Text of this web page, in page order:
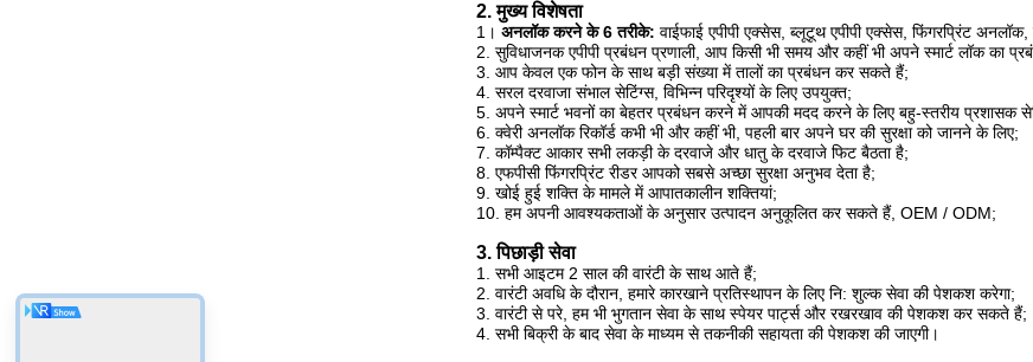
2. मुख्य विशेषता
1। अनलॉक करने के 6 तरीके: वाईफाई एपीपी एक्सेस, ब्लूटूथ एपीपी एक्सेस, फिंगरप्रिंट
2. सुविधाजनक एपीपी प्रबंधन प्रणाली, आप किसी भी समय और कहीं भी अपने स्मार्ट लॉक का
3. आप केवल एक फोन के साथ बड़ी संख्या में तालों का प्रबंधन कर सकते हैं;
4. सरल दरवाजा संभाल सेटिंग्स, विभिन्न परिदृश्यों के लिए उपयुक्त;
5. अपने स्मार्ट भवनों का बेहतर प्रबंधन करने में आपकी मदद करने के लिए बहु-स्तरीय प्रशासक
6. क्वेरी अनलॉक रिकॉर्ड कभी भी और कहीं भी, पहली बार अपने घर की सुरक्षा को जानने के लिए;
7. कॉम्पैक्ट आकार सभी लकड़ी के दरवाजे और धातु के दरवाजे फिट बैठता है;
8. एफपीसी फिंगरप्रिंट रीडर आपको सबसे अच्छा सुरक्षा अनुभव देता है;
9. खोई हुई शक्ति के मामले में आपातकालीन शक्तियां;
10. हम अपनी आवश्यकताओं के अनुसार उत्पादन अनुकूलित कर सकते हैं, OEM / ODM;
3. पिछाड़ी सेवा
1. सभी आइटम 2 साल की वारंटी के साथ आते हैं;
2. वारंटी अवधि के दौरान, हमारे कारखाने प्रतिस्थापन के लिए नि: शुल्क सेवा की पेशकश करेगा;
3. वारंटी से परे, हम भी भुगतान सेवा के साथ स्पेयर पार्ट्स और रखरखाव की पेशकश कर सकते हैं;
4. सभी बिक्री के बाद सेवा के माध्यम से तकनीकी सहायता की पेशकश की जाएगी।